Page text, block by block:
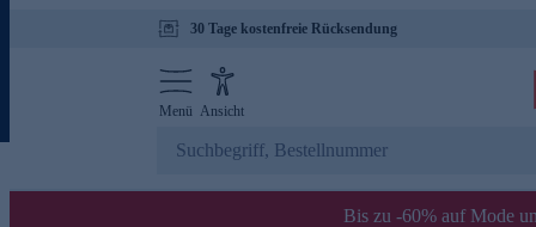
30 Tage kostenfreie Rücksendung
Menü Ansicht
Bis zu -60% auf Mode